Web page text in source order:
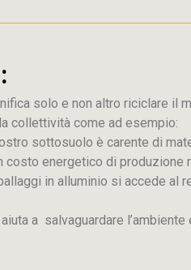
solo e non altro riciclare il
collettività come ad esempio:
sottosuolo è carente di
costo energetico di
in alluminio si accede al
a salvaguardare